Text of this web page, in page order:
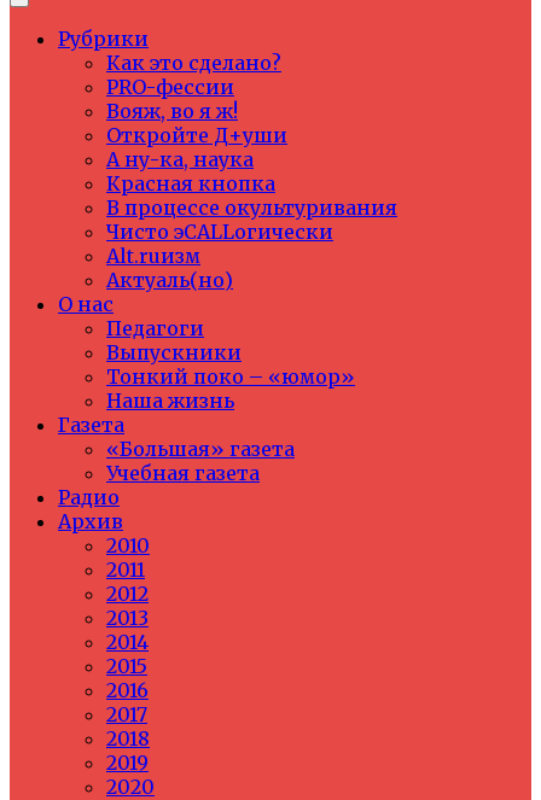
Рубрики
Как это сделано?
PRO-фессии
Вояж, во я ж!
Откройте Д+уши
А ну-ка, наука
Красная кнопка
В процессе окультуривания
Чисто эCALLогически
Alt.ruизм
Актуаль(но)
О нас
Педагоги
Выпускники
Тонкий поко – «юмор»
Наша жизнь
Газета
«Большая» газета
Учебная газета
Радио
Архив
2010
2011
2012
2013
2014
2015
2016
2017
2018
2019
2020